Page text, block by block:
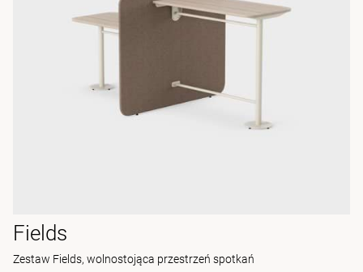
Fields
Zestaw Fields, wolnostojąca przestrzeń spotkań